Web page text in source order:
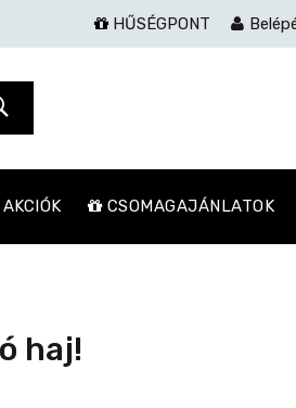
HŰSÉGPONT
AKCIÓK CSOMAGAJÁNLATOK
haj!